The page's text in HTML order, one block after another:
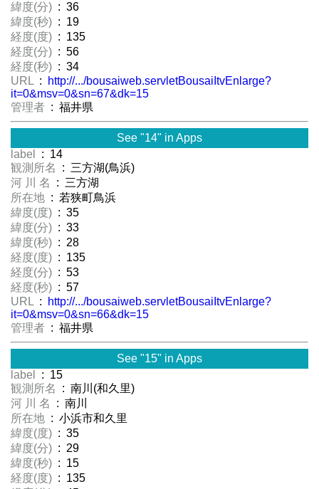
緯度(分) : 36
緯度(秒) : 19
経度(度) : 135
経度(分) : 56
経度(秒) : 34
URL :
http://.../bousaiweb.servletBousaiItvEnlarge?
it=0&msv=0&sn=67&dk=15
管理者 : 福井県
See "14" in Apps
label
: 14
観測所名
: 三方湖(鳥浜)
河 川 名
: 三方湖
所在地 : 若狭町鳥浜
緯度(度) : 35
緯度(分) : 33
緯度(秒) : 28
経度(度) : 135
経度(分) : 53
経度(秒) : 57
URL :
http://.../bousaiweb.servletBousaiItvEnlarge?
it=0&msv=0&sn=66&dk=15
管理者 : 福井県
See "15" in Apps
label
: 15
観測所名
: 南川(和久里)
河 川 名
: 南川
所在地 : 小浜市和久里
緯度(度) : 35
緯度(分) : 29
緯度(秒) : 15
経度(度) : 135